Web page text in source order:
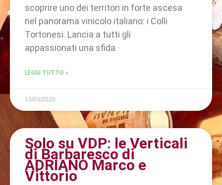
scoprire uno dei territori in forte ascesa
nel panorama vinicolo italiano: i Colli
Tortonesi. Lancia a tutti gli
appassionati una sfida
LEGGI TUTTO »
13/03/2026
Solo su VDP: le Verticali
di Barbaresco di
ADRIANO Marco e
Vittorio